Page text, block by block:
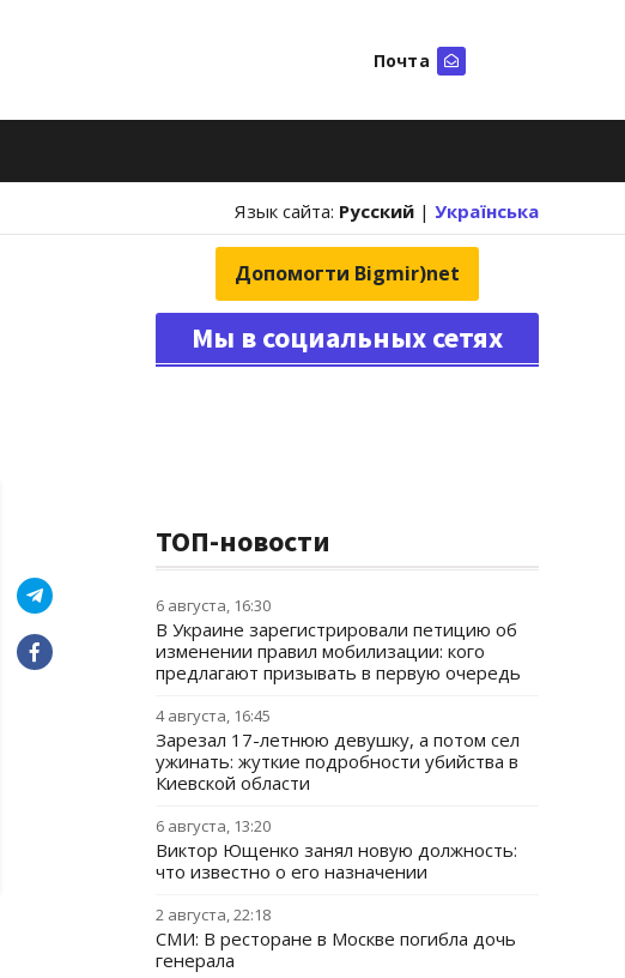
Почта
Язык сайта: Русский | Українська
Допомогти Bigmir)net
Мы в социальных сетях
ТОП-новости
6 августа, 16:30
В Украине зарегистрировали петицию об
изменении правил мобилизации: кого
предлагают призывать в первую очередь
4 августа, 16:45
Зарезал 17-летнюю девушку, а потом сел
ужинать: жуткие подробности убийства в
Киевской области
6 августа, 13:20
Виктор Ющенко занял новую должность:
что известно о его назначении
2 августа, 22:18
СМИ: В ресторане в Москве погибла дочь
генерала